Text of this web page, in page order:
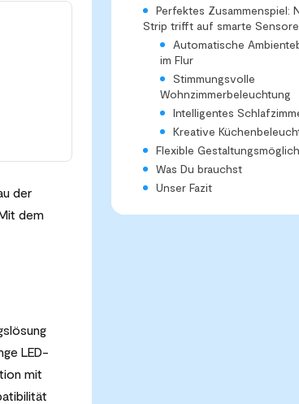
der
dem
LED-
mit
Perfektes Zusammenspiel:
Strip trifft auf smarte
Automatische
im Flur
Stimmungsvolle
Wohnzimmerbeleuchtung
Intelligentes
Kreative
Flexible
Was Du brauchst
Unser Fazit